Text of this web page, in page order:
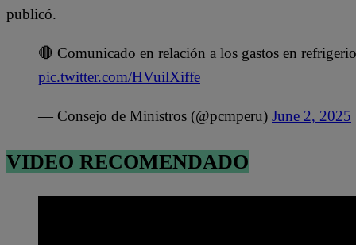
publicó.
🔴 Comunicado en relación a los gastos en
pic.twitter.com/HVuilXiffe
— Consejo de Ministros (@pcmperu) June 2, 2025
VIDEO RECOMENDADO